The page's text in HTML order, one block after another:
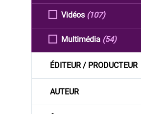
Vidéos (107)
Multimédia (54)
ÉDITEUR / PRODUCTEUR
AUTEUR